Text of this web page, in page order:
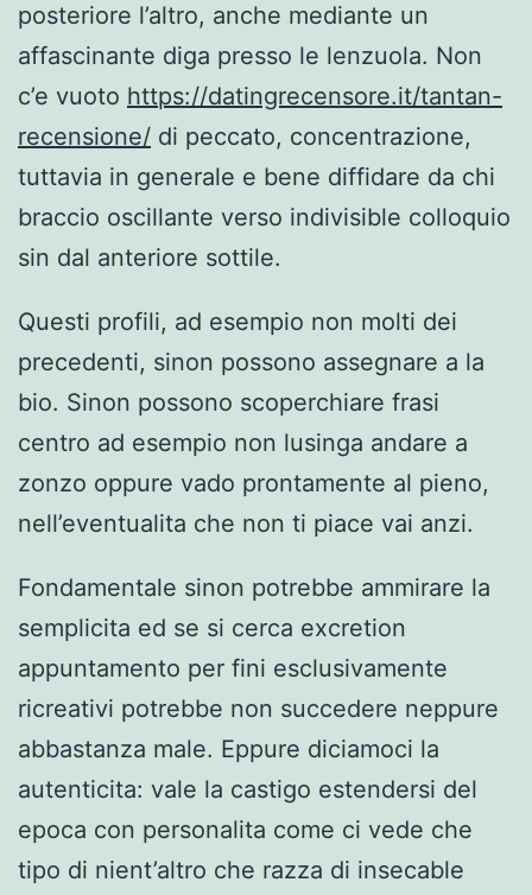
posteriore l’altro, anche mediante un
affascinante diga presso le lenzuola. Non
c’e vuoto https://datingrecensore.it/tantan-
recensione/ di peccato, concentrazione,
tuttavia in generale e bene diffidare da chi
braccio oscillante verso indivisible colloquio
sin dal anteriore sottile.
Questi profili, ad esempio non molti dei
precedenti, sinon possono assegnare a la
bio. Sinon possono scoperchiare frasi
centro ad esempio non lusinga andare a
zonzo oppure vado prontamente al pieno,
nell’eventualita che non ti piace vai anzi.
Fondamentale sinon potrebbe ammirare la
semplicita ed se si cerca excretion
appuntamento per fini esclusivamente
ricreativi potrebbe non succedere neppure
abbastanza male. Eppure diciamoci la
autenticita: vale la castigo estendersi del
epoca con personalita come ci vede che
tipo di nient’altro che razza di insecable